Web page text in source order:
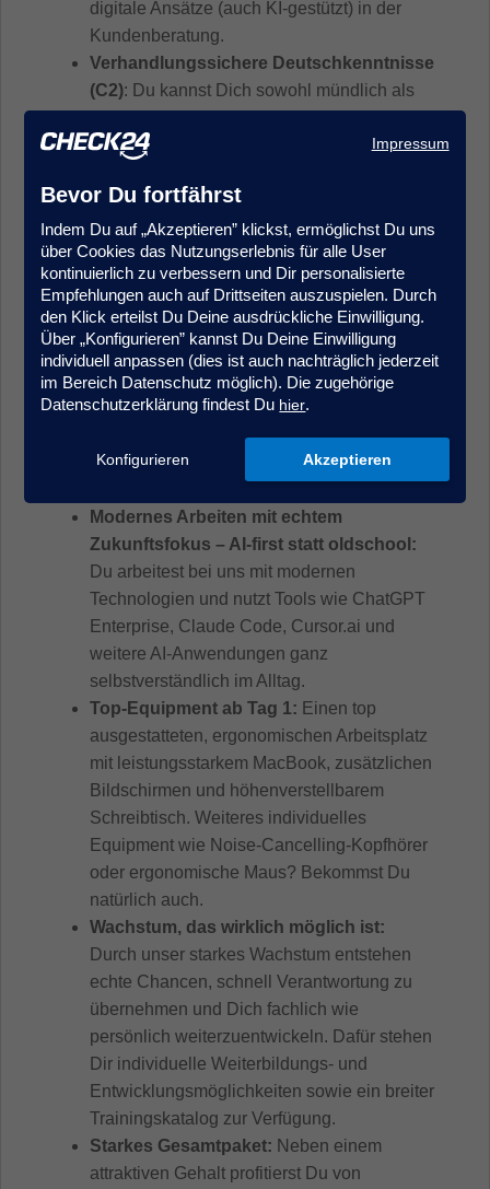
digitale Ansätze (auch KI-gestützt) in der
Kundenberatung.
Verhandlungssichere Deutschkenntnisse
(C2): Du kannst Dich sowohl mündlich als
ausdrücken.
Was CHECK24 Dir bietet
Das Beste aus zwei Welten:Bei uns
bekommst Du die Sicherheit und Stabilität
eines etablierten Unternehmens –
kombiniert mit dem Drive, der
Geschwindigkeit und dem
Gestaltungsspielraum eines Startups. Wir
denken langfristig und geben Dir gleichzeitig
die Chance, Prozesse und Themen aktiv
Modernes Arbeiten mit echtem
Zukunftsfokus – AI-first statt oldschool:
Du arbeitest bei uns mit modernen
Technologien und nutzt Tools wie ChatGPT
Enterprise, Claude Code, Cursor.ai und
weitere AI-Anwendungen ganz
selbstverständlich im Alltag.
Top-Equipment ab Tag 1: Einen top
ausgestatteten, ergonomischen Arbeitsplatz
mit leistungsstarkem MacBook, zusätzlichen
Bildschirmen und höhenverstellbarem
Schreibtisch. Weiteres individuelles
Equipment wie Noise-Cancelling-Kopfhörer
oder ergonomische Maus? Bekommst Du
natürlich auch.
Wachstum, das wirklich möglich ist:
Durch unser starkes Wachstum entstehen
echte Chancen, schnell Verantwortung zu
übernehmen und Dich fachlich wie
persönlich weiterzuentwickeln. Dafür stehen
Dir individuelle Weiterbildungs- und
Entwicklungsmöglichkeiten sowie ein breiter
Trainingskatalog zur Verfügung.
Starkes Gesamtpaket: Neben einem
attraktiven Gehalt profitierst Du von
Impressum
Bevor Du fortfährst
Indem Du auf „Akzeptieren” klickst, ermöglichst Du uns
über Cookies das Nutzungserlebnis für alle User
kontinuierlich zu verbessern und Dir personalisierte
Empfehlungen auch auf Drittseiten auszuspielen. Durch
den Klick erteilst Du Deine ausdrückliche Einwilligung.
Über „Konfigurieren” kannst Du Deine Einwilligung
individuell anpassen (dies ist auch nachträglich jederzeit
im Bereich Datenschutz möglich). Die zugehörige
Datenschutzerklärung findest Du hier.
Konfigurieren Akzeptieren